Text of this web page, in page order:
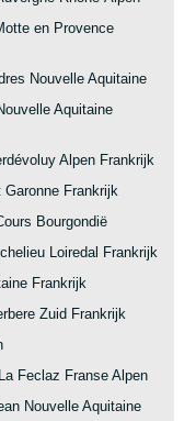
en Provence
Nouvelle Aquitaine
Aquitaine
Alpen Frankrijk
Garonne Frankrijk
Bourgondië
Loiredal Frankrijk
Frankrijk
Zuid Frankrijk
Feclaz Franse Alpen
Nouvelle Aquitaine